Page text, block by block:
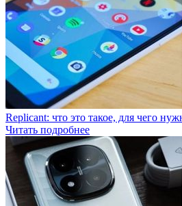
Replicant: что это такое, для чего
Читать подробнее